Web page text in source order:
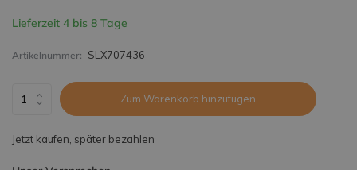
Lieferzeit 4 bis 8 Tage
Artikelnummer: SLX707436
Zum Warenkorb hinzufügen
Jetzt kaufen, später bezahlen